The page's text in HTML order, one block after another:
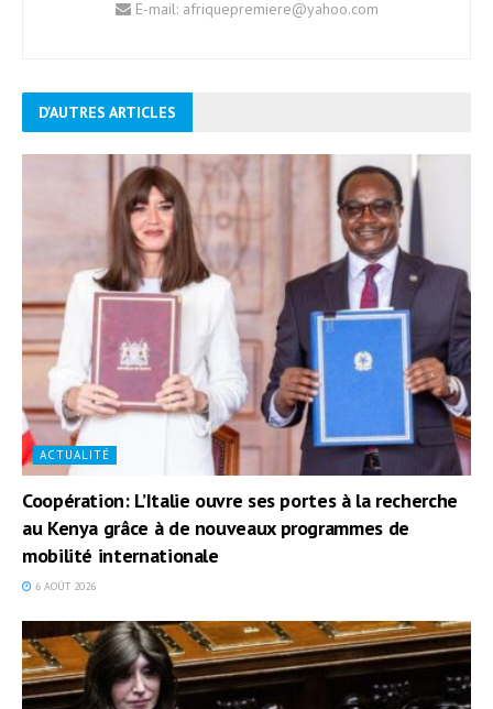
E-mail: afriquepremiere@yahoo.com
D'AUTRES ARTICLES
ACTUALITÉ
Coopération: L’Italie ouvre ses portes à la recherche
au Kenya grâce à de nouveaux programmes de
mobilité internationale
6 AOÛT 2026